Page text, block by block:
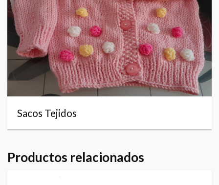
Sacos Tejidos
Productos relacionados